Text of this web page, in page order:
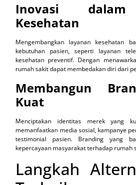
Inovasi dalam
Kesehatan
Mengembangkan layanan kesehatan
kebutuhan pasien, seperti layanan
kesehatan preventif. Dengan
rumah sakit dapat membedakan diri dari
Membangun
Kuat
Menciptakan identitas merek yang
memanfaatkan media sosial, kampanye
testimonial pasien. Branding yang
kepercayaan masyarakat terhadap rumah
Langkah